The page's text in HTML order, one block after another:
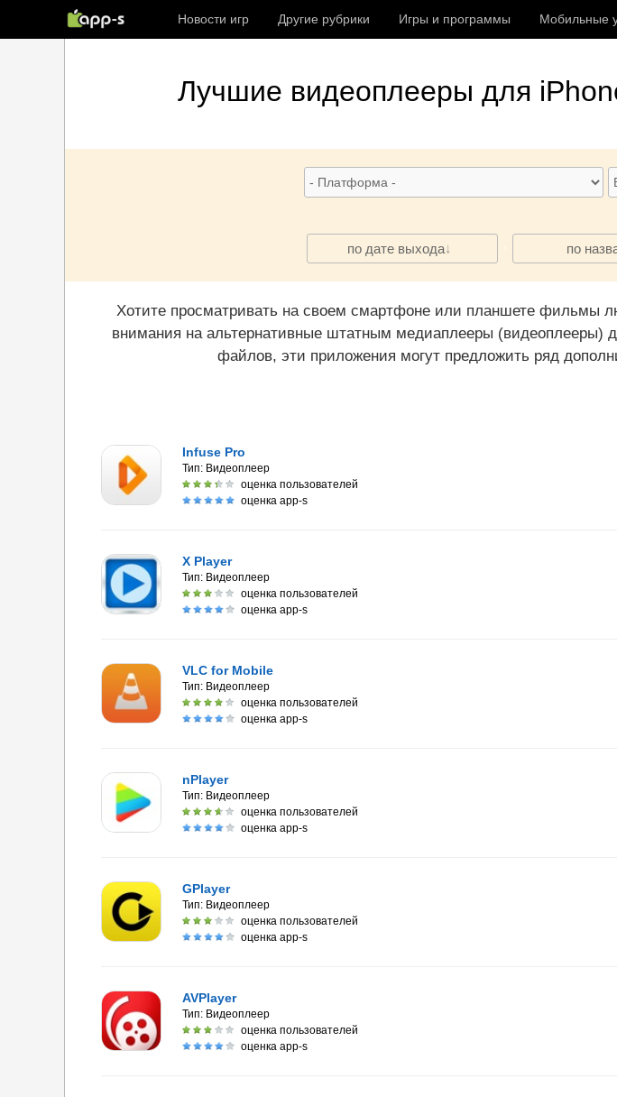
Новости игр Другие рубрики Игры и программы Мобильные
Лучшие видеоплееры для
по дате выхода · по
Хотите просматривать на своем смартфоне или планшете фильмы
внимания на альтернативные штатным медиаплееры
файлов, эти приложения могут предложить ряд
Infuse Pro
Тип: Видеоплеер
оценка пользователей
оценка app-s
X Player
Тип: Видеоплеер
оценка пользователей
оценка app-s
VLC for Mobile
Тип: Видеоплеер
оценка пользователей
оценка app-s
nPlayer
Тип: Видеоплеер
оценка пользователей
оценка app-s
GPlayer
Тип: Видеоплеер
оценка пользователей
оценка app-s
AVPlayer
Тип: Видеоплеер
оценка пользователей
оценка app-s